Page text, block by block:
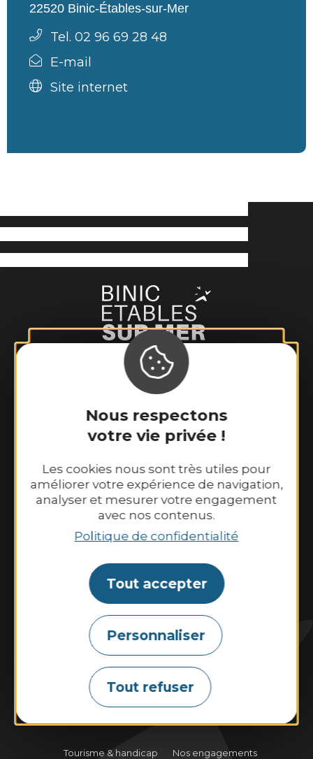
Nous respectons
votre vie privée !
Les cookies nous sont très utiles pour
améliorer votre expérience de navigation,
analyser et mesurer votre engagement
avec nos contenus.
Politique de confidentialité
Tout accepter
Personnaliser
Tout refuser
22520 Binic-Étables-sur-Mer
Tel. 02 96 69 28 48
E-mail
Site internet
Binic-Etables sur Mer Tourisme
6 place Le Pomellec
22520 Binic-Etables sur Mer
Tél. 02 96 73 60 12
Nos horaires d’ouverture :
Du lundi au samedi : 9h30–13h00 et
14h00–18h30.
Dimanche et jours fériés : 10h00–13h00 et
14h00–18h00
Contactez-nous
Marées Météo Webcams
Tourisme & handicap Nos engagements